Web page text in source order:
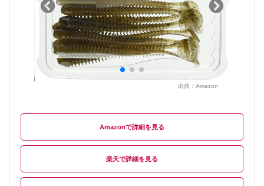
出典： Amazon
Amazon
楽天